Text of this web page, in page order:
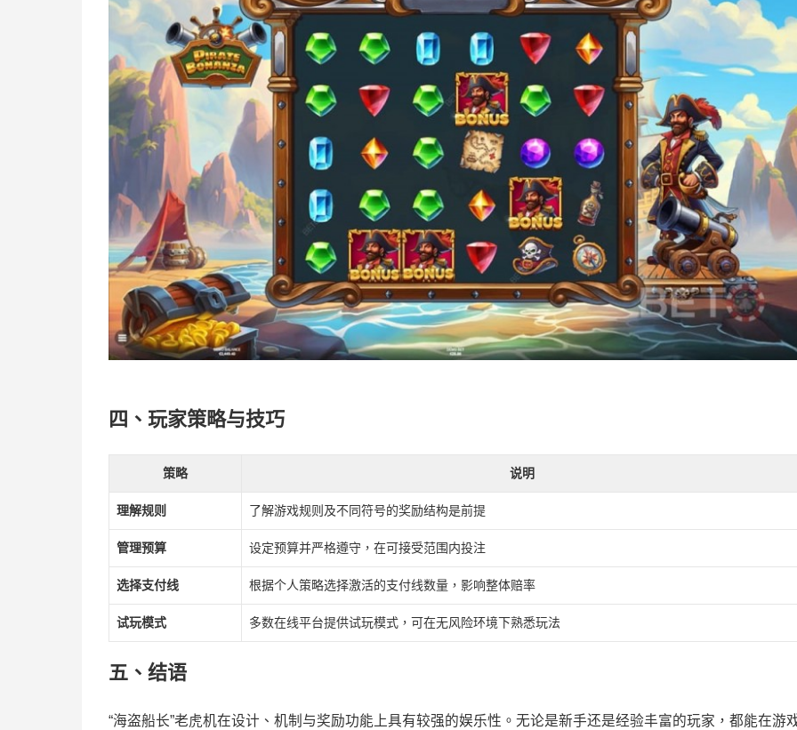
四、玩家策略与技巧
策略 说明
理解规则 了解游戏规则及不同符号的奖励结构是前提
管理预算 设定预算并严格遵守，在可接受范围内投注
选择支付线 根据个人策略选择激活的支付线数量，影响整体赔率
试玩模式 多数在线平台提供试玩模式，可在无风险环境下熟悉玩法
五、结语
“海盗船长”老虎机在设计、机制与奖励功能上具有较强的娱乐性。无论是新手还是经验丰富的玩家，都能在游